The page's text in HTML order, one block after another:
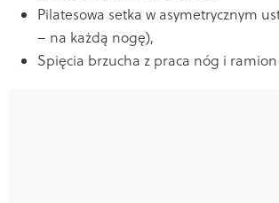
Pilatesowa setka w asymetrycznym
– na każdą nogę),
Spięcia brzucha z praca nóg i